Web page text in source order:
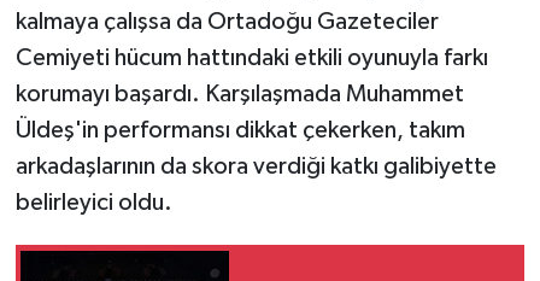
kalmaya çalışsa da Ortadoğu Gazeteciler
Cemiyeti hücum hattındaki etkili oyunuyla farkı
korumayı başardı. Karşılaşmada Muhammet
Üldeş'in performansı dikkat çekerken, takım
arkadaşlarının da skora verdiği katkı galibiyette
belirleyici oldu.